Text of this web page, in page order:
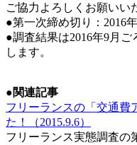
ご協力よろしくお願いい
●第一次締め切り：2016
●調査結果は2016年9月
します。
●関連記事
フリーランスの「交通費
た！（2015.9.6）
フリーランス実態調査の